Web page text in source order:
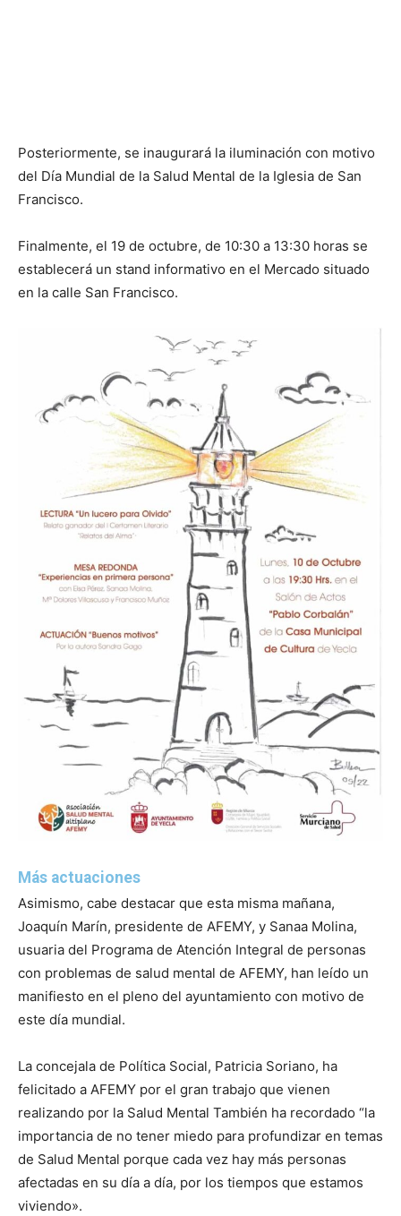
Posteriormente, se inaugurará la iluminación con motivo
del Día Mundial de la Salud Mental de la Iglesia de San
Francisco.
Finalmente, el 19 de octubre, de 10:30 a 13:30 horas se
establecerá un stand informativo en el Mercado situado
en la calle San Francisco.
Más actuaciones
Asimismo, cabe destacar que esta misma mañana,
Joaquín Marín, presidente de AFEMY, y Sanaa Molina,
usuaria del Programa de Atención Integral de personas
con problemas de salud mental de AFEMY, han leído un
manifiesto en el pleno del ayuntamiento con motivo de
este día mundial.
La concejala de Política Social, Patricia Soriano, ha
felicitado a AFEMY por el gran trabajo que vienen
realizando por la Salud Mental También ha recordado “la
importancia de no tener miedo para profundizar en temas
de Salud Mental porque cada vez hay más personas
afectadas en su día a día, por los tiempos que estamos
viviendo».